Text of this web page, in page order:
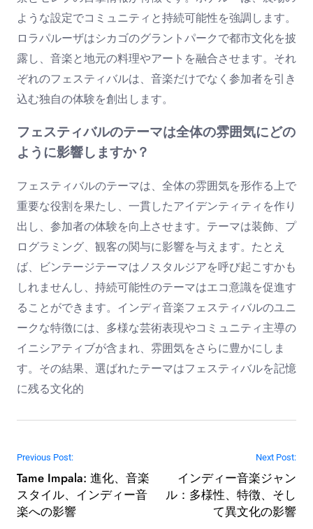
ような設定でコミュニティと持続可能性を強調します。
ロラパルーザはシカゴのグラントパークで都市文化を披
露し、音楽と地元の料理やアートを融合させます。それ
ぞれのフェスティバルは、音楽だけでなく参加者を引き
込む独自の体験を創出します。
フェスティバルのテーマは全体の雰囲気にどの
ように影響しますか？
フェスティバルのテーマは、全体の雰囲気を形作る上で
重要な役割を果たし、一貫したアイデンティティを作り
出し、参加者の体験を向上させます。テーマは装飾、プ
ログラミング、観客の関与に影響を与えます。たとえ
ば、ビンテージテーマはノスタルジアを呼び起こすかも
しれませんし、持続可能性のテーマはエコ意識を促進す
ることができます。インディ音楽フェスティバルのユニ
ークな特徴には、多様な芸術表現やコミュニティ主導の
イニシアティブが含まれ、雰囲気をさらに豊かにしま
す。その結果、選ばれたテーマはフェスティバルを記憶
に残る文化的
Post navigation
Previous Post:
Tame Impala: 進化、音楽
スタイル、インディー音
楽への影響
Next Post:
インディー音楽ジャン
ル：多様性、特徴、そし
て異文化の影響